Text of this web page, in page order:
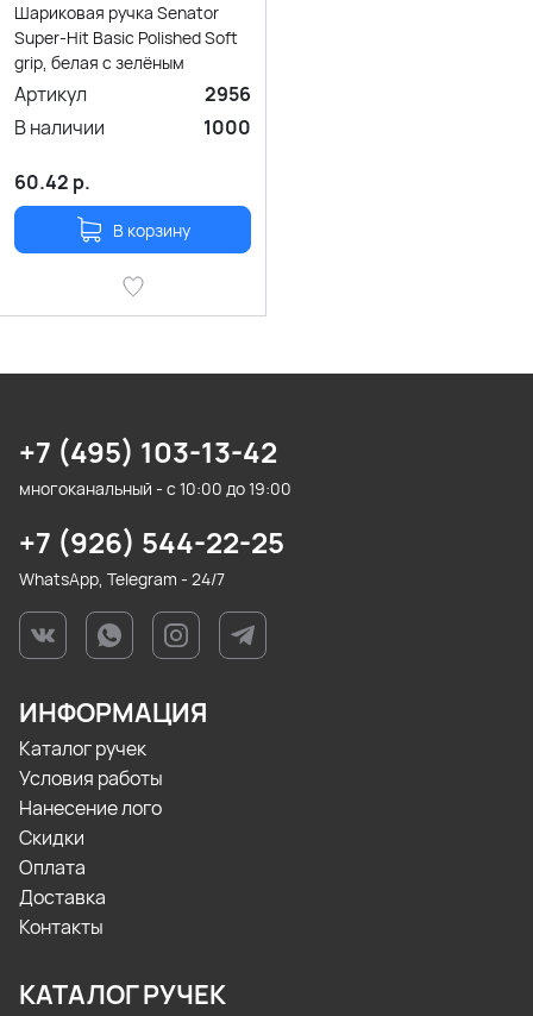
Шариковая ручка Senator
Super-Hit Basic Polished Soft
grip, белая с зелёным
Артикул
2956
В наличии
1000
60.42 р.
В корзину
+7 (495) 103-13-42
многоканальный - с 10:00 до 19:00
+7 (926) 544-22-25
WhatsApp, Telegram - 24/7
ИНФОРМАЦИЯ
Каталог ручек
Условия работы
Нанесение лого
Скидки
Оплата
Доставка
Контакты
КАТАЛОГ РУЧЕК